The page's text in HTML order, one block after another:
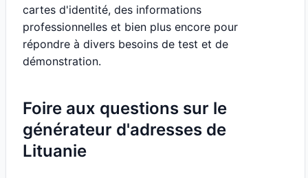
cartes d'identité, des informations
professionnelles et bien plus encore pour
répondre à divers besoins de test et de
démonstration.
Foire aux questions sur le
générateur d'adresses de
Lituanie